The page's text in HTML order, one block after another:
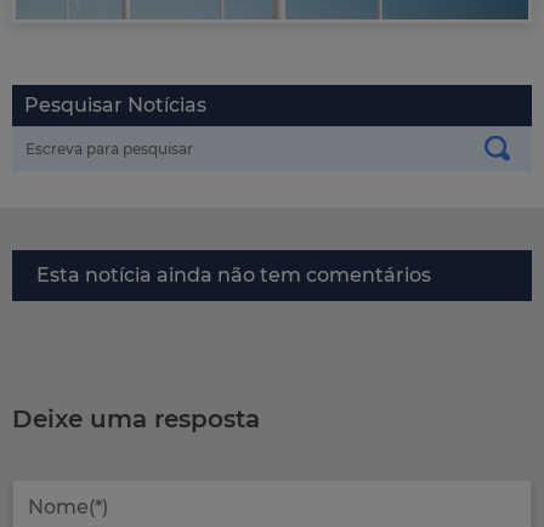
Pesquisar Notícias
Esta notícia ainda não tem comentários
Deixe uma resposta